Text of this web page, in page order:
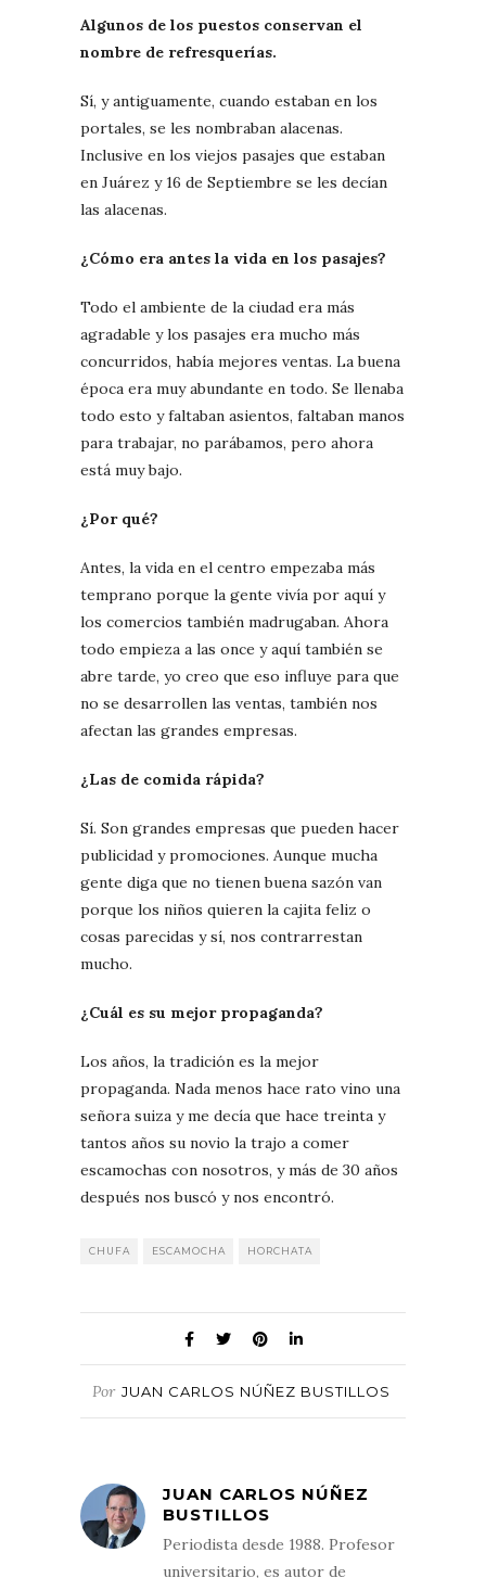
Algunos de los puestos conservan el
nombre de refresquerías.
Sí, y antiguamente, cuando estaban en los
portales, se les nombraban alacenas.
Inclusive en los viejos pasajes que estaban
en Juárez y 16 de Septiembre se les decían
las alacenas.
¿Cómo era antes la vida en los pasajes?
Todo el ambiente de la ciudad era más
agradable y los pasajes era mucho más
concurridos, había mejores ventas. La buena
época era muy abundante en todo. Se llenaba
todo esto y faltaban asientos, faltaban manos
para trabajar, no parábamos, pero ahora
está muy bajo.
¿Por qué?
Antes, la vida en el centro empezaba más
temprano porque la gente vivía por aquí y
los comercios también madrugaban. Ahora
todo empieza a las once y aquí también se
abre tarde, yo creo que eso influye para que
no se desarrollen las ventas, también nos
afectan las grandes empresas.
¿Las de comida rápida?
Sí. Son grandes empresas que pueden hacer
publicidad y promociones. Aunque mucha
gente diga que no tienen buena sazón van
porque los niños quieren la cajita feliz o
cosas parecidas y sí, nos contrarrestan
mucho.
¿Cuál es su mejor propaganda?
Los años, la tradición es la mejor
propaganda. Nada menos hace rato vino una
señora suiza y me decía que hace treinta y
tantos años su novio la trajo a comer
escamochas con nosotros, y más de 30 años
después nos buscó y nos encontró.
CHUFA ESCAMOCHA HORCHATA
Por JUAN CARLOS NÚÑEZ BUSTILLOS
JUAN CARLOS NÚÑEZ
BUSTILLOS
Periodista desde 1988. Profesor
universitario, es autor de